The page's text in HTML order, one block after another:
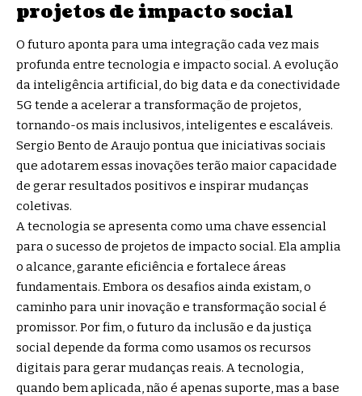
projetos de impacto social
O futuro aponta para uma integração cada vez mais
profunda entre tecnologia e impacto social. A evolução
da inteligência artificial, do big data e da conectividade
5G tende a acelerar a transformação de projetos,
tornando-os mais inclusivos, inteligentes e escaláveis.
Sergio Bento de Araujo pontua que iniciativas sociais
que adotarem essas inovações terão maior capacidade
de gerar resultados positivos e inspirar mudanças
coletivas.
A tecnologia se apresenta como uma chave essencial
para o sucesso de projetos de impacto social. Ela amplia
o alcance, garante eficiência e fortalece áreas
fundamentais. Embora os desafios ainda existam, o
caminho para unir inovação e transformação social é
promissor. Por fim, o futuro da inclusão e da justiça
social depende da forma como usamos os recursos
digitais para gerar mudanças reais. A tecnologia,
quando bem aplicada, não é apenas suporte, mas a base